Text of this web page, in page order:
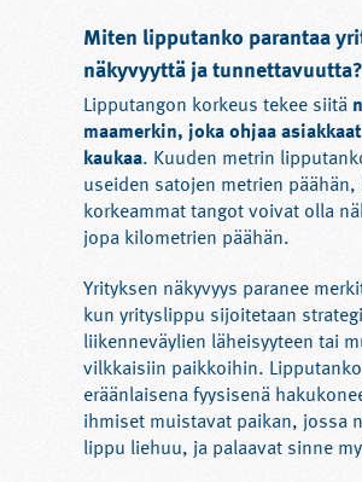
Miten lipputanko parantaa
näkyvyyttä ja tunnettavuutta?
Lipputangon korkeus tekee siitä
maamerkin, joka ohjaa
kaukaa. Kuuden metrin
useiden satojen metrien päähän,
korkeammat tangot voivat olla
jopa kilometrien päähän.
Yrityksen näkyvyys paranee
kun yrityslippu sijoitetaan
liikenneväylien läheisyyteen tai
vilkkaisiin paikkoihin.
eräänlaisena fyysisenä
ihmiset muistavat paikan, jossa
lippu liehuu, ja palaavat sinne